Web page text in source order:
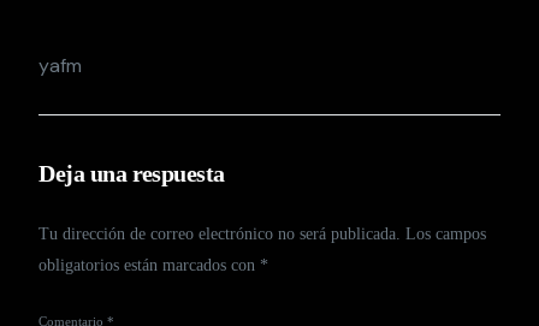
yafm
Deja una respuesta
Tu dirección de correo electrónico no será publicada. Los campos
obligatorios están marcados con *
Comentario*